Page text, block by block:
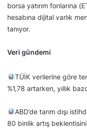
borsa yatırım fonlarına
hesabına dijital varlık
tanıyor.
Veri gündemi
TÜİK verilerine göre
%1,78 artarken, yıllık
ABD’de tarım dışı
80 binlik artış